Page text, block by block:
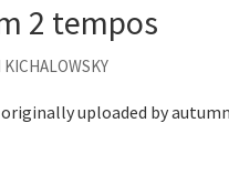
2 tempos
uploaded by